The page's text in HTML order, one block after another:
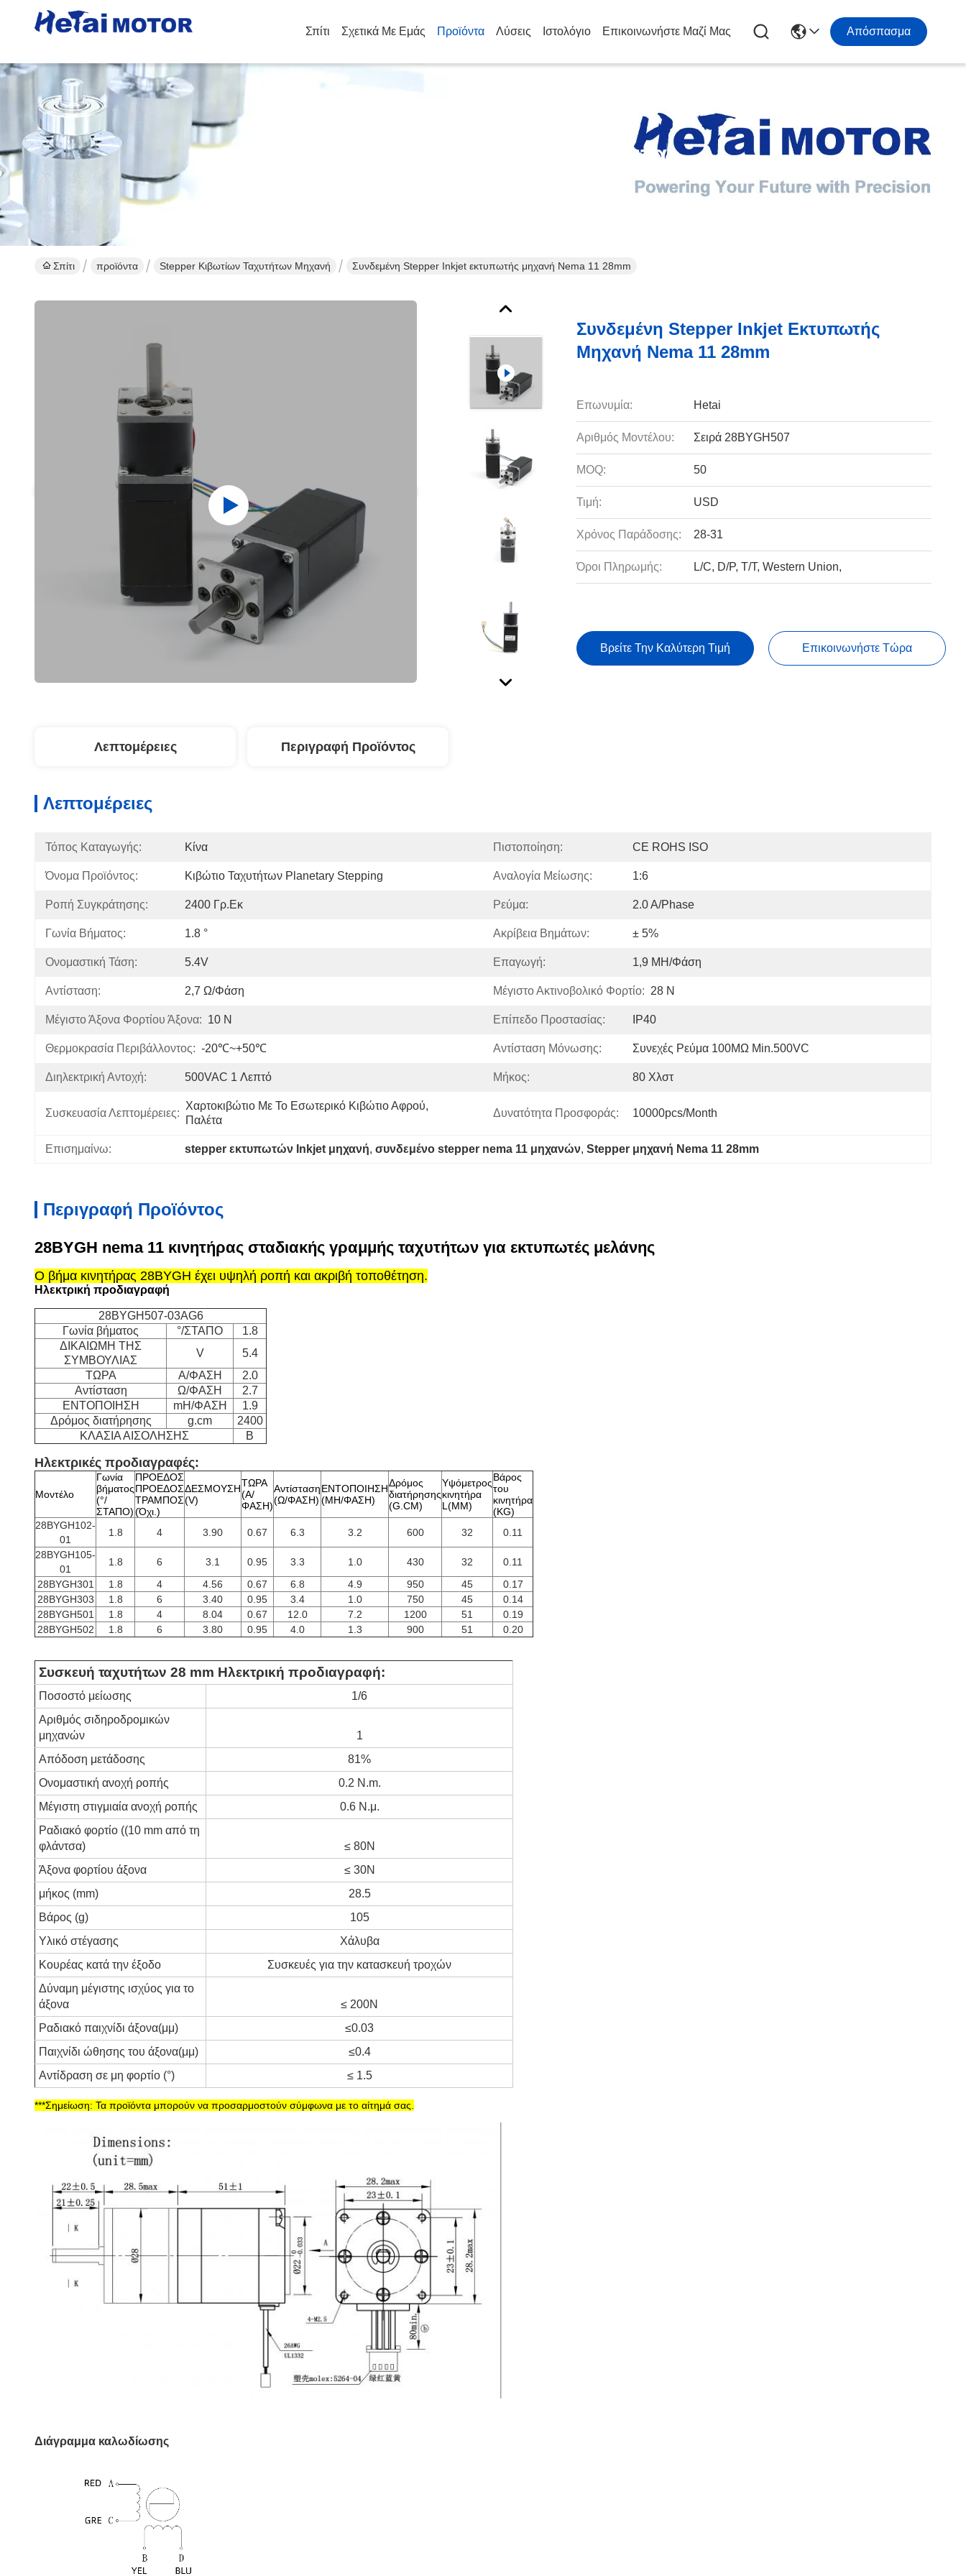
Σπίτι Σχετικά Με Εμάς Προϊόντα Λύσεις Ιστολόγιο Επικοινωνήστε Μαζί Μας Απόσπασμα
Λεπτομέρειες Για Τα Προϊόντα
Σπίτι προϊόντα Stepper Κιβωτίων Ταχυτήτων Μηχανή Συνδεμένη Stepper Inkjet εκτυπωτής μηχανή Nema 11 28mm
Συνδεμένη Stepper Inkjet Εκτυπωτής
Μηχανή Nema 11 28mm
Επωνυμία: Hetai
Αριθμός Μοντέλου: Σειρά 28BYGH507
MOQ: 50
Τιμή: USD
Χρόνος Παράδοσης: 28-31
Όροι Πληρωμής: L/C, D/P, T/T, Western Union,
Βρείτε Την Καλύτερη Τιμή Επικοινωνήστε Τώρα
Λεπτομέρειες Περιγραφή Προϊόντος
Λεπτομέρειες
Τόπος Καταγωγής: Κίνα Πιστοποίηση: CE ROHS ISO
Όνομα Προϊόντος: Κιβώτιο Ταχυτήτων Planetary Stepping Αναλογία Μείωσης: 1:6
Ροπή Συγκράτησης: 2400 Γρ.εκ Ρεύμα: 2.0 A/Phase
Γωνία Βήματος: 1.8 ° Ακρίβεια Βημάτων: ± 5%
Ονομαστική Τάση: 5.4V Επαγωγή: 1,9 MH/Φάση
Αντίσταση: 2,7 Ω/Φάση Μέγιστο Ακτινοβολικό Φορτίο: 28 Ν
Μέγιστο Άξονα Φορτίου Άξονα: 10 N Επίπεδο Προστασίας: IP40
Θερμοκρασία Περιβάλλοντος: -20℃~+50℃ Αντίσταση Μόνωσης: Συνεχές Ρεύμα 100MΩ Min.500VC
Διηλεκτρική Αντοχή: 500VAC 1 Λεπτό Μήκος: 80 Χλστ
Συσκευασία Λεπτομέρειες:
Χαρτοκιβώτιο Με Το Εσωτερικό Κιβώτιο Αφρού,
Παλέτα
Δυνατότητα Προσφοράς: 10000pcs/month
Επισημαίνω: stepper εκτυπωτών Inkjet μηχανή, συνδεμένο stepper nema 11 μηχανών, Stepper μηχανή Nema 11 28mm
Περιγραφή Προϊόντος
28BYGH nema 11 κινητήρας σταδιακής γραμμής ταχυτήτων για εκτυπωτές μελάνης
Ο βήμα κινητήρας 28BYGH έχει υψηλή ροπή και ακριβή τοποθέτηση.
Ηλεκτρική προδιαγραφή
28BYGH507-03AG6
Γωνία βήματος
°/ΣΤΑΠΟ
1.8
ΔΙΚΑΙΩΜΗ ΤΗΣ
ΣΥΜΒΟΥΛΙΑΣ
V
5.4
ΤΩΡΑ
Α/ΦΑΣΗ
2.0
Αντίσταση
Ω/ΦΑΣΗ
2.7
ΕΝΤΟΠΟΙΗΣΗ
mH/ΦΑΣΗ
1.9
Δρόμος διατήρησης
g.cm
2400
ΚΛΑΣΙΑ ΑΙΣΟΛΗΣΗΣ
Β
Ηλεκτρικές προδιαγραφές:
Μοντέλο
Γωνία
βήματος
(°/
ΣΤΑΠΟ)
ΠΡΟΕΔΟΣ
ΠΡΟΕΔΟΣ
ΤΡΑΜΠΟΣ
(Όχι.)
ΔΕΣΜΟΥΣΗ
(V)
ΤΩΡΑ
(Α/
ΦΑΣΗ)
Αντίσταση
(Ω/ΦΑΣΗ)
ΕΝΤΟΠΟΙΗΣΗ
(MH/ΦΑΣΗ)
Δρόμος
διατήρησης
(G.CM)
Υψόμετρος
κινητήρα
L(MM)
Βάρος
του
κινητήρα
(KG)
28BYGH102-
01
1.8 4 3.90 0.67 6.3 3.2 600 32
0.11
28BYGH105-
01
1.8 6 3.1 0.95 3.3 1.0 430 32
0.11
28BYGH301
1.8 4 4.56 0.67 6.8 4.9 950 45
0.17
28BYGH303
1.8 6 3.40 0.95 3.4 1.0 750 45
0.14
28BYGH501
1.8 4 8.04 0.67 12.0 7.2 1200 51
0.19
28BYGH502
1.8 6 3.80 0.95 4.0 1.3 900 51 0.20
Συσκευή ταχυτήτων 28 mm Ηλεκτρική προδιαγραφή:
Ποσοστό μείωσης
1/6
Αριθμός σιδηροδρομικών
μηχανών
1
Απόδοση μετάδοσης
81%
Ονομαστική ανοχή ροπής
0.2 N.m.
Μέγιστη στιγμιαία ανοχή ροπής
0.6 Ν.μ.
Ραδιακό φορτίο ((10 mm από τη
φλάντσα)
≤ 80N
Άξονα φορτίου άξονα
≤ 30N
μήκος (mm)
28.5
Βάρος (g)
105
Υλικό στέγασης
Χάλυβα
Κουρέας κατά την έξοδο
Συσκευές για την κατασκευή τροχών
Δύναμη μέγιστης ισχύος για το
άξονα
≤ 200N
Ραδιακό παιχνίδι άξονα(μμ)
≤0.03
Παιχνίδι ώθησης του άξονα(μμ)
≤0.4
Αντίδραση σε μη φορτίο (°)
≤ 1.5
***Σημείωση: Τα προϊόντα μπορούν να προσαρμοστούν σύμφωνα με το αίτημά σας.
Διάγραμμα καλωδίωσης